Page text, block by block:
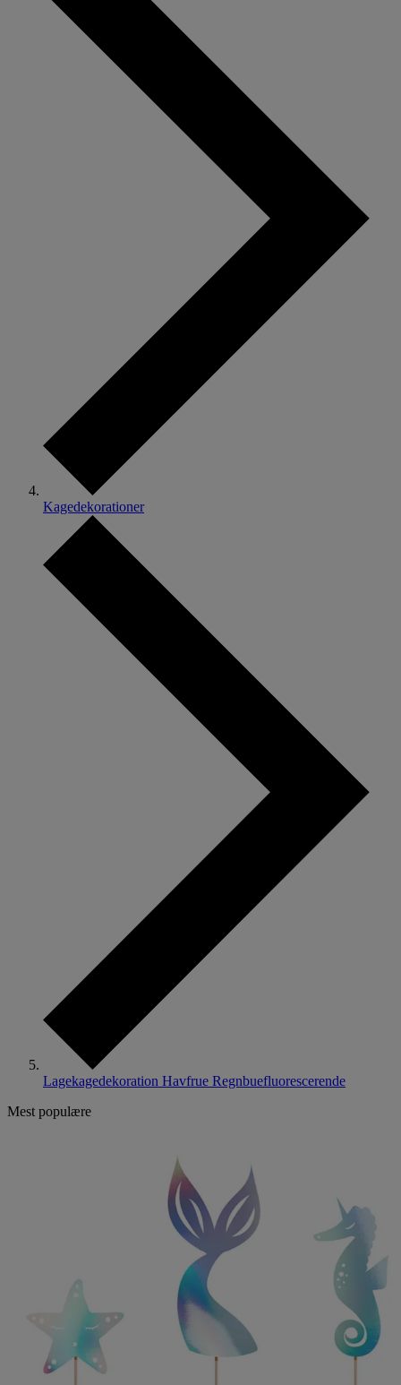
Kagedekorationer
Lagekagedekoration Havfrue Regnbuefluorescerende
Mest populære